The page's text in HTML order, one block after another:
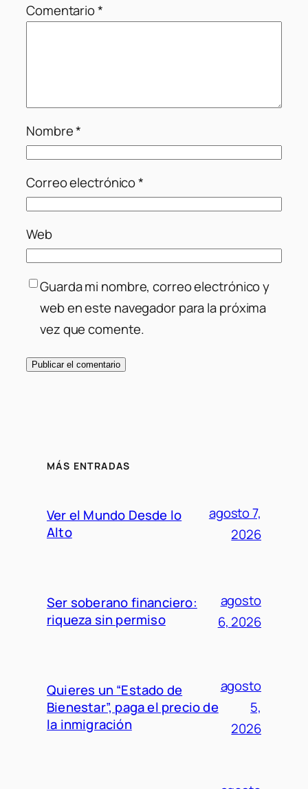
Comentario*
Nombre*
Correo electrónico*
Web
Guarda mi nombre, correo electrónico y
web en este navegador para la próxima
vez que comente.
MÁS ENTRADAS
Ver el Mundo Desde lo
Alto
agosto 7,
2026
Ser soberano financiero:
riqueza sin permiso
agosto
6, 2026
Quieres un “Estado de
Bienestar”, paga el precio de
la inmigración
agosto
5,
2026